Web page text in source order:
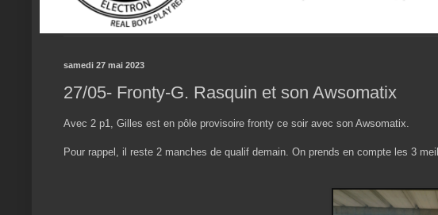
samedi 27 mai 2023
27/05- Fronty-G. Rasquin et son Awsomatix
Avec 2 p1, Gilles est en pôle provisoire fronty ce soir avec son Awsomatix.
Pour rappel, il reste 2 manches de qualif demain. On prends en compte les 3